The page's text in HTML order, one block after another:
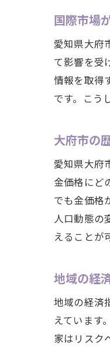
国際市場
愛知県大府
て影響を受
情報を取得
です。こう
大府市の
愛知県大府
金価格にど
でも金価格
人口動態の
えることが
地域の経
地域の経済
えています
家はリスク